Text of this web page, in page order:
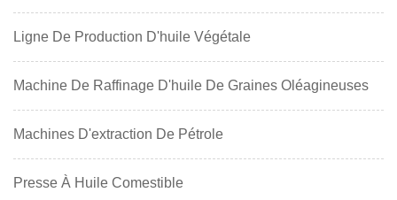
Ligne De Production D'huile Végétale
Machine De Raffinage D'huile De Graines Oléagineuses
Machines D'extraction De Pétrole
Presse À Huile Comestible